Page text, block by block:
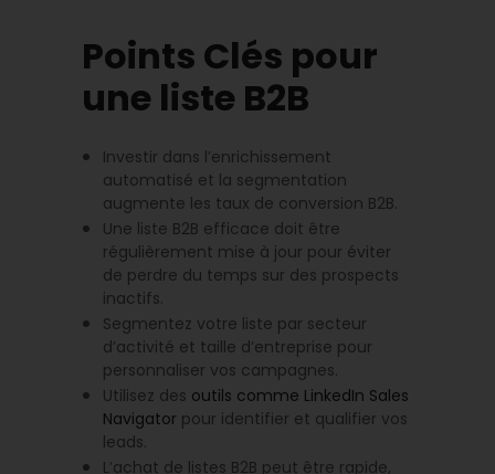
Points Clés pour
une liste B2B
Investir dans l’enrichissement
automatisé et la segmentation
augmente les taux de conversion B2B.
Une liste B2B efficace doit être
régulièrement mise à jour pour éviter
de perdre du temps sur des prospects
inactifs.
Segmentez votre liste par secteur
d’activité et taille d’entreprise pour
personnaliser vos campagnes.
Utilisez des outils comme LinkedIn Sales
Navigator pour identifier et qualifier vos
leads.
L’achat de listes B2B peut être rapide,